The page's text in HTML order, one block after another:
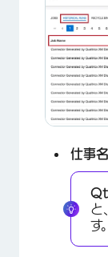
仕事名
と
す。